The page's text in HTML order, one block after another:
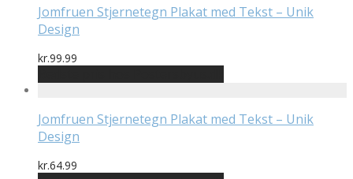
kr.199.00.kr.99.75.
Jomfruen Stjernetegn Plakat med Tekst – Unik
Design
kr.99.99
Jomfruen Stjernetegn Plakat med Tekst – Unik
Design
kr.64.99